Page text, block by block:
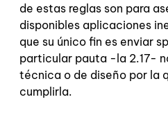
de estas reglas son para
disponibles aplicaciones
que su único fin es enviar
particular pauta -la 2.17-
técnica o de diseño por la
cumplirla.